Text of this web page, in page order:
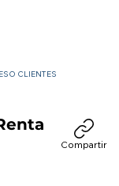
CLIENTES
Compartir